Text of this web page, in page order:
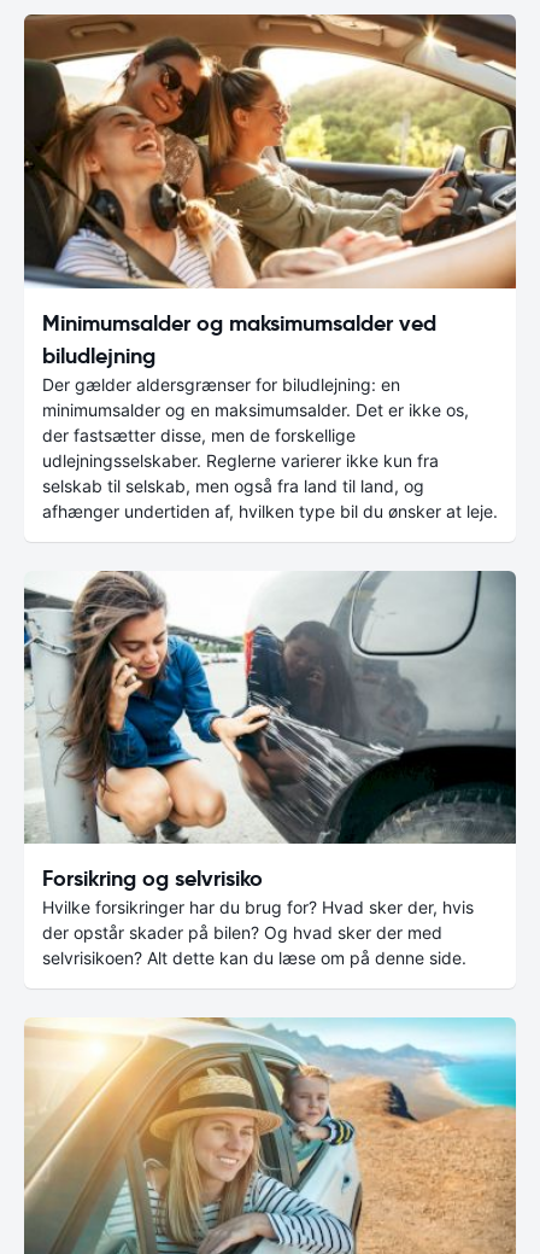
Minimumsalder og maksimumsalder ved
biludlejning
Der gælder aldersgrænser for biludlejning: en
minimumsalder og en maksimumsalder. Det er ikke os,
der fastsætter disse, men de forskellige
udlejningsselskaber. Reglerne varierer ikke kun fra
selskab til selskab, men også fra land til land, og
afhænger undertiden af, hvilken type bil du ønsker at leje.
Forsikring og selvrisiko
Hvilke forsikringer har du brug for? Hvad sker der, hvis
der opstår skader på bilen? Og hvad sker der med
selvrisikoen? Alt dette kan du læse om på denne side.